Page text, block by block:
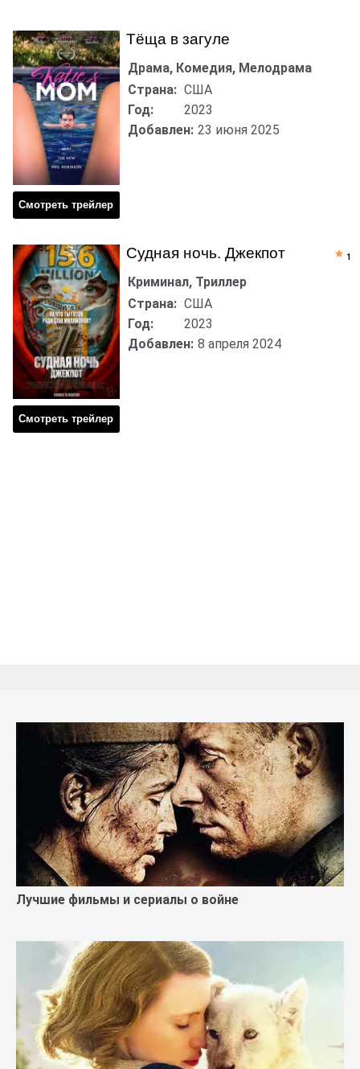
Тёща в загуле
Смотреть трейлер
Драма, Комедия, Мелодрама
Страна: США
Год:
2023
Добавлен: 23 июня 2025
Судная ночь. Джекпот
Смотреть трейлер
Криминал, Триллер
Страна: США
Год:
2023
Добавлен: 8 апреля 2024
1
Лучшие фильмы и сериалы о войне